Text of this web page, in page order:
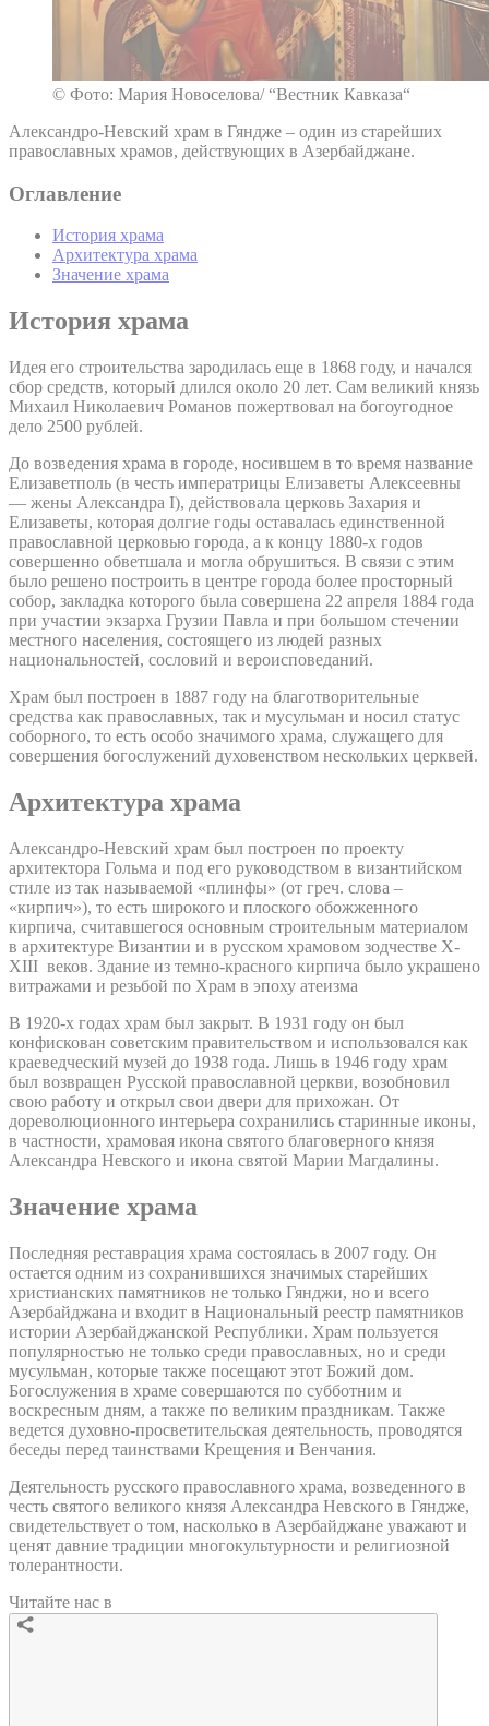
© Фото: Мария Новоселова/ “Вестник Кавказа“
Александро-Невский храм в Гяндже – один из старейших
православных храмов, действующих в Азербайджане.
Оглавление
История храма
Архитектура храма
Значение храма
История храма
Идея его строительства зародилась еще в 1868 году, и начался
сбор средств, который длился около 20 лет. Сам великий князь
Михаил Николаевич Романов пожертвовал на богоугодное
дело 2500 рублей.
До возведения храма в городе, носившем в то время название
Елизаветполь (в честь императрицы Елизаветы Алексеевны
— жены Александра I), действовала церковь Захария и
Елизаветы, которая долгие годы оставалась единственной
православной церковью города, а к концу 1880-х годов
совершенно обветшала и могла обрушиться. В связи с этим
было решено построить в центре города более просторный
собор, закладка которого была совершена 22 апреля 1884 года
при участии экзарха Грузии Павла и при большом стечении
местного населения, состоящего из людей разных
национальностей, сословий и вероисповеданий.
Храм был построен в 1887 году на благотворительные
средства как православных, так и мусульман и носил статус
соборного, то есть особо значимого храма, служащего для
совершения богослужений духовенством нескольких церквей.
Архитектура храма
Александро-Невский храм был построен по проекту
архитектора Гольма и под его руководством в византийском
стиле из так называемой «плинфы» (от греч. слова –
«кирпич»), то есть широкого и плоского обожженного
кирпича, считавшегося основным строительным материалом
в архитектуре Византии и в русском храмовом зодчестве X-
XIII веков. Здание из темно-красного кирпича было украшено
витражами и резьбой по Храм в эпоху атеизма
В 1920-х годах храм был закрыт. В 1931 году он был
конфискован советским правительством и использовался как
краеведческий музей до 1938 года. Лишь в 1946 году храм
был возвращен Русской православной церкви, возобновил
свою работу и открыл свои двери для прихожан. От
дореволюционного интерьера сохранились старинные иконы,
в частности, храмовая икона святого благоверного князя
Александра Невского и икона святой Марии Магдалины.
Значение храма
Последняя реставрация храма состоялась в 2007 году. Он
остается одним из сохранившихся значимых старейших
христианских памятников не только Гянджи, но и всего
Азербайджана и входит в Национальный реестр памятников
истории Азербайджанской Республики. Храм пользуется
популярностью не только среди православных, но и среди
мусульман, которые также посещают этот Божий дом.
Богослужения в храме совершаются по субботним и
воскресным дням, а также по великим праздникам. Также
ведется духовно-просветительская деятельность, проводятся
беседы перед таинствами Крещения и Венчания.
Деятельность русского православного храма, возведенного в
честь святого великого князя Александра Невского в Гяндже,
свидетельствует о том, насколько в Азербайджане уважают и
ценят давние традиции многокультурности и религиозной
толерантности.
Читайте нас в